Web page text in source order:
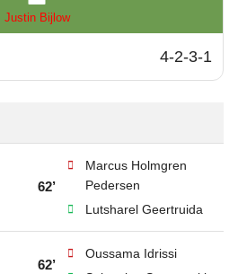
Justin Bijlow
4-2-3-1
62’
Marcus Holmgren
Pedersen
Lutsharel Geertruida
62’
Oussama Idrissi